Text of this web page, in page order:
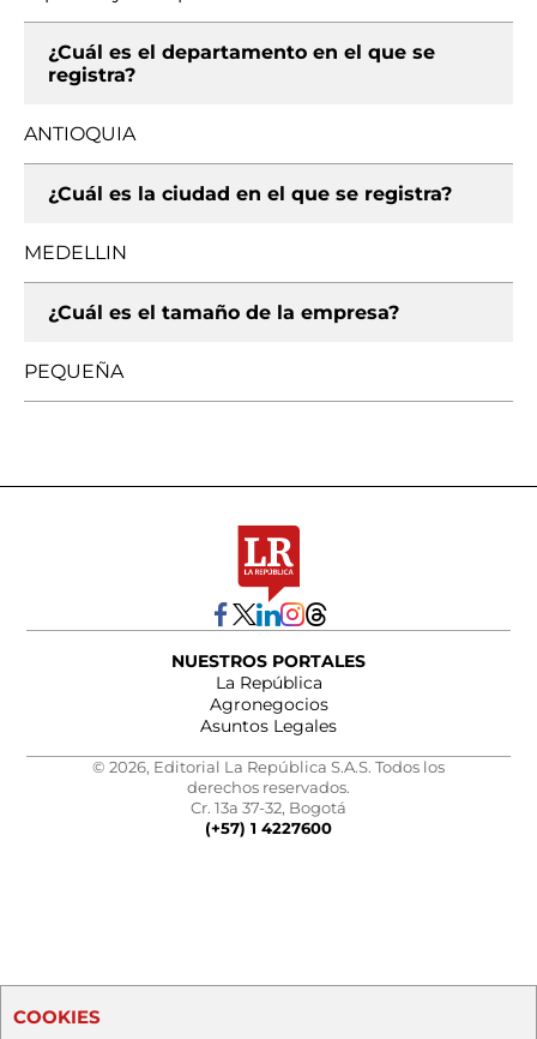
¿Cuál es el departamento en el que se
registra?
ANTIOQUIA
¿Cuál es la ciudad en el que se registra?
MEDELLIN
¿Cuál es el tamaño de la empresa?
PEQUEÑA
NUESTROS PORTALES
La República
Agronegocios
Asuntos Legales
© 2026, Editorial La República S.A.S. Todos los
derechos reservados.
Cr. 13a 37-32, Bogotá
(+57) 1 4227600
COOKIES